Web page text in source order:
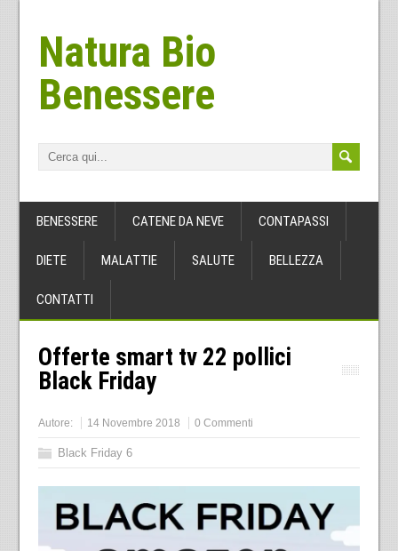
Natura Bio
Benessere
BENESSERE CATENE DA NEVE CONTAPASSI
DIETE MALATTIE SALUTE BELLEZZA
CONTATTI
Offerte smart tv 22 pollici
Black Friday
Autore: 14 Novembre 2018 0 Commenti
Black Friday 6